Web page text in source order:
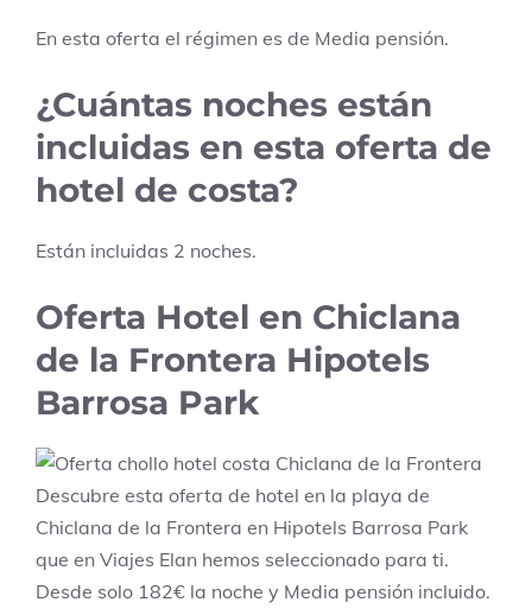
En esta oferta el régimen es de Media pensión.
¿Cuántas noches están
incluidas en esta oferta de
hotel de costa?
Están incluidas 2 noches.
Oferta Hotel en Chiclana
de la Frontera Hipotels
Barrosa Park
Descubre esta oferta de hotel en la playa de
Chiclana de la Frontera en Hipotels Barrosa Park
que en Viajes Elan hemos seleccionado para ti.
Desde solo 182€ la noche y Media pensión incluido.